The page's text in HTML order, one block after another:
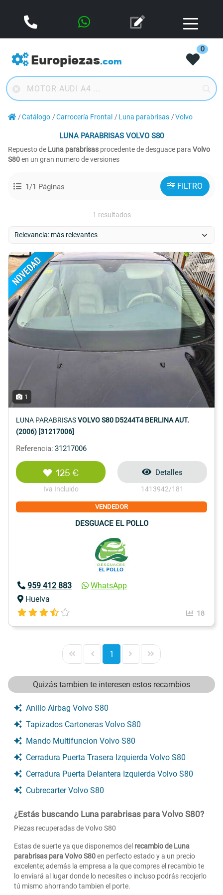
Europiezas.com
0
Catálogo Carrocería Frontal Luna parabrisas Volvo
LUNA PARABRISAS VOLVO S80
Repuesto de Luna parabrisas procedente de desguace para Volvo
S80en un gran numero de versiones
1/1 Páginas FILTRO
1 resultados
1
LUNA PARABRISASVOLVO S80 D5244T4 BERLINA AUT.
(2006) [31217006]
Referencia: 31217006
125 €
Iva Incluido
Detalles
1413942/181
VENDEDOR
DESGUACE EL POLLO
959 412 883
WhatsApp
Huelva
18
1
Quizás tambien te interesen estos recambios
Anillo Airbag Volvo S80
Tapizados Cartoneras Volvo S80
Mando Multifuncion Volvo S80
Cerradura Puerta Trasera Izquierda Volvo S80
Cerradura Puerta Delantera Izquierda Volvo S80
Cubrecarter Volvo S80
¿Estás buscando Luna parabrisas para Volvo S80?
Piezas recuperadas de Volvo S80
Estas de suerte ya que disponemos del recambio de Luna
parabrisas para Volvo S80en perfecto estado y a un precio
excelente; además la empresa a la que compres el recambio te
lo enviará al lugar donde lo necesites o incluso podrás recojerlo
tú mismo ahorrando tambien el porte.